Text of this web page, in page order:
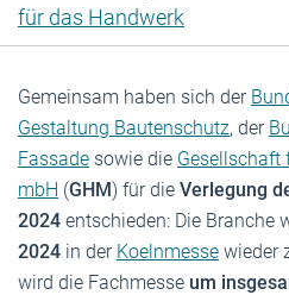
für das Handwerk
Gemeinsam haben sich der
Gestaltung Bautenschutz, der
Fassade sowie die Gesellschaft
mbH (GHM) für die Verlegung
2024 entschieden: Die Branche
2024 in der Koelnmesse wieder
wird die Fachmesse um